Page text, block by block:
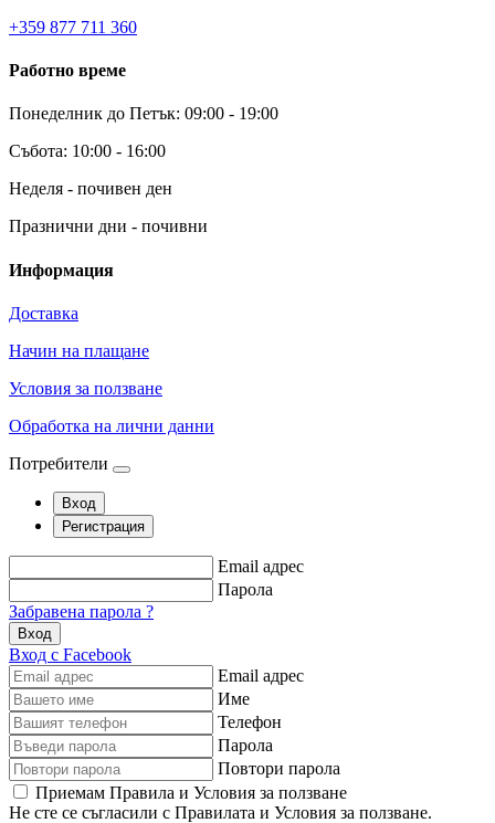
+359 877 711 360
Работно време
Понеделник до Петък: 09:00 - 19:00
Събота: 10:00 - 16:00
Неделя - почивен ден
Празнични дни - почивни
Информация
Доставка
Начин на плащане
Условия за ползване
Обработка на лични данни
Потребители
Вход
Регистрация
Email адрес
Парола
Забравена парола ?
Вход
Вход с Facebook
Email адрес
Име
Телефон
Парола
Повтори парола
Приемам Правила и Условия за ползване
Не сте се съгласили с Правилата и Условия за ползване.